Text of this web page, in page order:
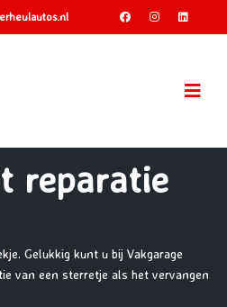
reparatie
Gelukkig kunt u bij Vakgarage
van een sterretje als het vervangen